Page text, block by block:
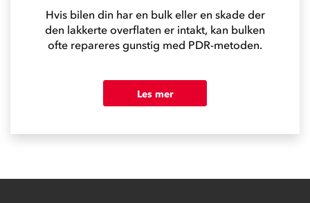
Hvis bilen din har en bulk eller en skade der
den lakkerte overflaten er intakt, kan bulken
ofte repareres gunstig med PDR-metoden.
Les mer